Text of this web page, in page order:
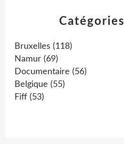
Catégories
Bruxelles (118)
Namur (69)
Documentaire (56)
Belgique (55)
Fiff (53)